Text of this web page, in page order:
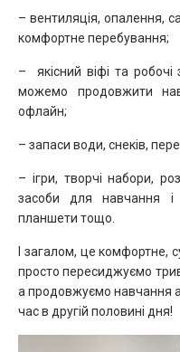
– вентиляція, опалення,
комфортне перебування;
– якісний віфі та
можемо продовжити
офлайн;
– запаси води, снеків,
– ігри, творчі набори,
засоби для навчання і
планшети тощо.
І загалом, це комфортне,
просто пересиджуємо
а продовжуємо навчання
час в другій половині дня!